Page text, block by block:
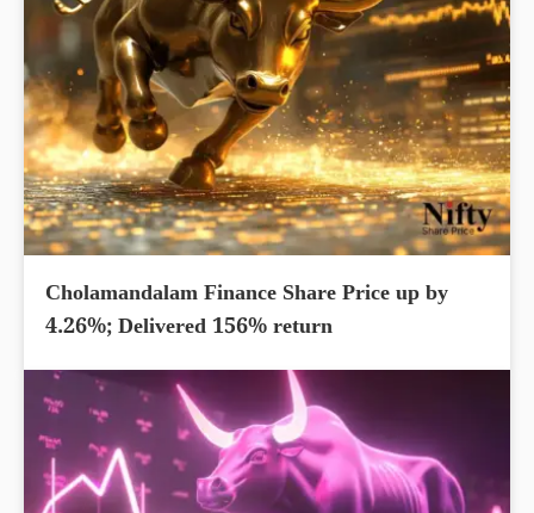
Cholamandalam Finance Share Price up by
4.26%; Delivered 156% return